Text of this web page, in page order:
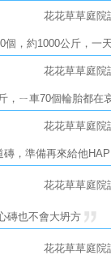
花花草草庭院
，約1000公斤，一
花花草草庭院
，ㄧ車70個輪胎都在
花花草草庭院
磚，準備再來給他
花花草草庭院
磚也不會大坍方
花花草草庭院